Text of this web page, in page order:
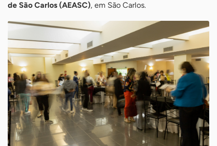
de São Carlos (AEASC), em São Carlos.